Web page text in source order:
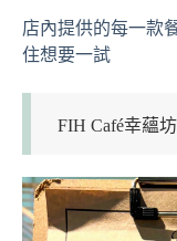
店內提供的每一款
住想要一試
FIH Café幸蘊